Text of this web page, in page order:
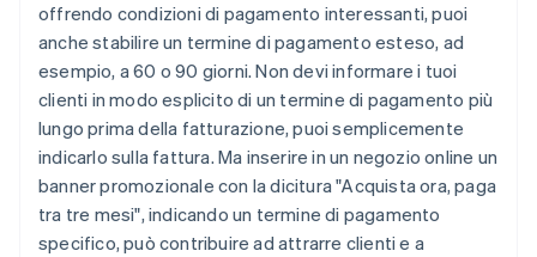
offrendo condizioni di pagamento interessanti, puoi
anche stabilire un termine di pagamento esteso, ad
esempio, a 60 o 90 giorni. Non devi informare i tuoi
clienti in modo esplicito di un termine di pagamento più
lungo prima della fatturazione, puoi semplicemente
indicarlo sulla fattura. Ma inserire in un negozio online un
banner promozionale con la dicitura "Acquista ora, paga
tra tre mesi", indicando un termine di pagamento
specifico, può contribuire ad attrarre clienti e a